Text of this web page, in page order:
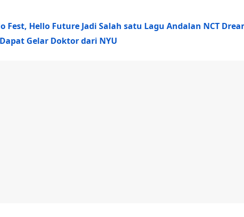
Fest, Hello Future Jadi Salah satu Lagu Andalan NCT
Gelar Doktor dari NYU